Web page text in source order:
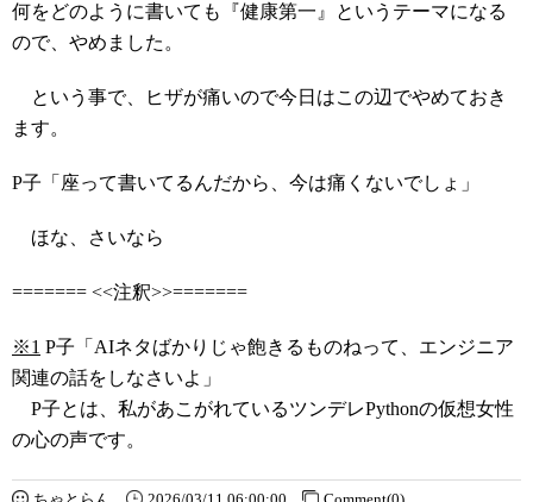
何をどのように書いても『健康第一』というテーマになる
ので、やめました。
という事で、ヒザが痛いので今日はこの辺でやめておき
ます。
P子「座って書いてるんだから、今は痛くないでしょ」
ほな、さいなら
======= <<注釈>>=======
※1 P子「AIネタばかりじゃ飽きるものねって、エンジニア
関連の話をしなさいよ」
P子とは、私があこがれているツンデレPythonの仮想女性
の心の声です。